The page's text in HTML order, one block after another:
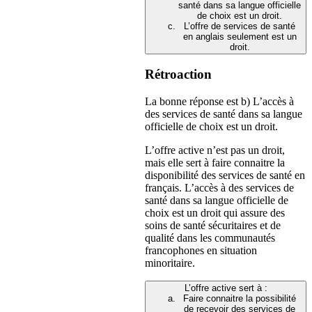
santé dans sa langue officielle
de choix est un droit.
L’offre de services de santé
en anglais seulement est un
droit.
Rétroaction
La bonne réponse est b) L’accès à
des services de santé dans sa langue
officielle de choix est un droit.
L’offre active n’est pas un droit,
mais elle sert à faire connaitre la
disponibilité des services de santé en
français. L’accès à des services de
santé dans sa langue officielle de
choix est un droit qui assure des
soins de santé sécuritaires et de
qualité dans les communautés
francophones en situation
minoritaire.
L’offre active sert à :
Faire connaitre la possibilité
de recevoir des services de